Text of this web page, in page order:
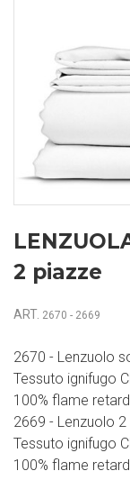
2 piazze
ART. 2670 - 2669
2670 - Lenzuolo
Tessuto ignifugo
100% flame
2669 - Lenzuolo
Tessuto ignifugo
100% flame